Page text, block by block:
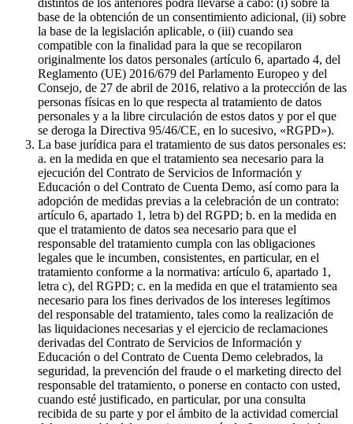
base de la obtención de un consentimiento adicional, (ii) sobre
la base de la legislación aplicable, o (iii) cuando sea
compatible con la finalidad para la que se recopilaron
originalmente los datos personales (artículo 6, apartado 4, del
Reglamento (UE) 2016/679 del Parlamento Europeo y del
Consejo, de 27 de abril de 2016, relativo a la protección de las
personas físicas en lo que respecta al tratamiento de datos
personales y a la libre circulación de estos datos y por el que
se deroga la Directiva 95/46/CE, en lo sucesivo, «RGPD»).
La base jurídica para el tratamiento de sus datos personales es:
a. en la medida en que el tratamiento sea necesario para la
ejecución del Contrato de Servicios de Información y
Educación o del Contrato de Cuenta Demo, así como para la
adopción de medidas previas a la celebración de un contrato:
artículo 6, apartado 1, letra b) del RGPD; b. en la medida en
que el tratamiento de datos sea necesario para que el
responsable del tratamiento cumpla con las obligaciones
legales que le incumben, consistentes, en particular, en el
tratamiento conforme a la normativa: artículo 6, apartado 1,
letra c), del RGPD; c. en la medida en que el tratamiento sea
necesario para los fines derivados de los intereses legítimos
del responsable del tratamiento, tales como la realización de
las liquidaciones necesarias y el ejercicio de reclamaciones
derivadas del Contrato de Servicios de Información y
Educación o del Contrato de Cuenta Demo celebrados, la
seguridad, la prevención del fraude o el marketing directo del
responsable del tratamiento, o ponerse en contacto con usted,
cuando esté justificado, en particular, por una consulta
recibida de su parte y por el ámbito de la actividad comercial